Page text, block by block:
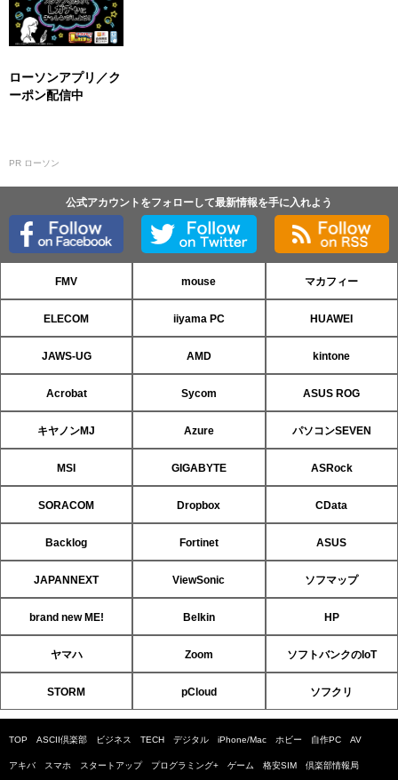
ローソンアプリ／ク
ーポン配信中
PR ローソン
公式アカウントをフォローして最新情報を手に入れよう
FMV mouse マカフィー
ELECOM iiyama PC HUAWEI
JAWS-UG AMD kintone
Acrobat Sycom ASUS ROG
キヤノンMJ Azure パソコンSEVEN
MSI GIGABYTE ASRock
SORACOM Dropbox CData
Backlog Fortinet ASUS
JAPANNEXT ViewSonic ソフマップ
brand new ME! Belkin HP
ヤマハ Zoom ソフトバンクのIoT
STORM pCloud ソフクリ
TOP ASCII倶楽部 ビジネス TECH デジタル iPhone/Mac ホビー 自作PC AV
アキバ スマホ スタートアップ プログラミング+ ゲーム 格安SIM 倶楽部情報局